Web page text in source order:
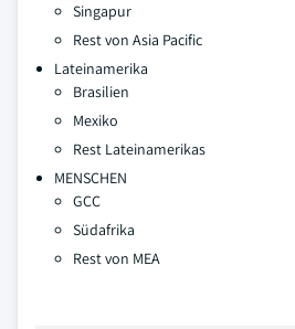
Singapur
Rest von Asia Pacific
Lateinamerika
Brasilien
Mexiko
Rest Lateinamerikas
MENSCHEN
GCC
Südafrika
Rest von MEA